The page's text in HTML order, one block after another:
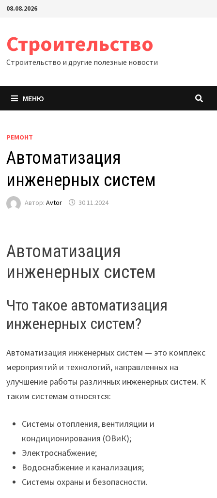
Перейти
08.08.2026
Строительство
Строительство и другие полезные новости
МЕНЮ
РЕМОНТ
Автоматизация
инженерных систем
Автор: Avtor 30.11.2024
Автоматизация
инженерных систем
Что такое автоматизация
инженерных систем?
Автоматизация инженерных систем — это комплекс
мероприятий и технологий, направленных на
улучшение работы различных инженерных систем. К
таким системам относятся:
Системы отопления, вентиляции и
кондиционирования (ОВиК);
Электроснабжение;
Водоснабжение и канализация;
Системы охраны и безопасности.